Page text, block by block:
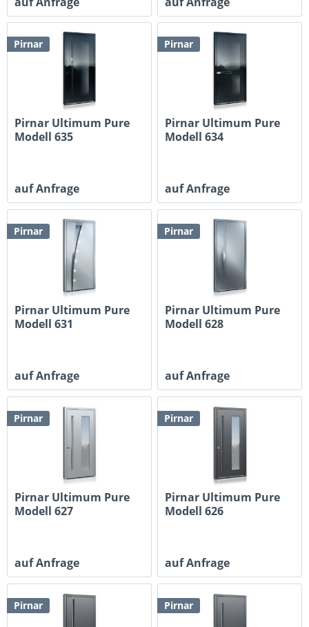
Pirnar
Pirnar Ultimum Pure
Modell 635
auf Anfrage
Pirnar
Pirnar Ultimum Pure
Modell 634
auf Anfrage
Pirnar
Pirnar Ultimum Pure
Modell 631
auf Anfrage
Pirnar
Pirnar Ultimum Pure
Modell 628
auf Anfrage
Pirnar
Pirnar Ultimum Pure
Modell 627
auf Anfrage
Pirnar
Pirnar Ultimum Pure
Modell 626
auf Anfrage
Pirnar Pirnar